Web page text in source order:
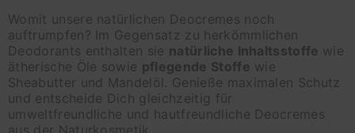
Womit unsere natürlichen Deocremes noch
auftrumpfen? Im Gegensatz zu herkömmlichen
Deodorants enthalten sie natürliche Inhaltsstoffe wie
ätherische Öle sowie pflegende Stoffe wie
Sheabutter und Mandelöl. Genieße maximalen Schutz
und entscheide Dich gleichzeitig für
umweltfreundliche und hautfreundliche Deocremes
aus der Naturkosmetik.